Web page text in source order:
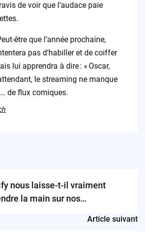
de voir que l’audace paie
être que l’année prochaine,
pas d’habiller et de coiffer
lui apprendra à dire : « Oscar,
le streaming ne manque
de flux comiques.
nous laisse-t-il vraiment
la main sur nos
Article suivant